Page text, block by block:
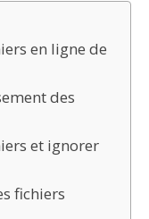
en ligne de
des
et ignorer
fichiers